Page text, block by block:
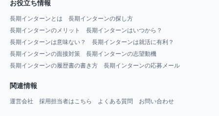
お役立ち情報
長期インターンとは
長期インターンの探し方
長期インターンのメリット
長期インターンはいつから？
長期インターンは意味ない？
長期インターンは就活に有利？
長期インターンの面接対策
長期インターンの志望動機
長期インターンの履歴書の書き方
長期インターンの応募メール
関連情報
運営会社 採用担当者はこちら よくある質問 お問い合わせ